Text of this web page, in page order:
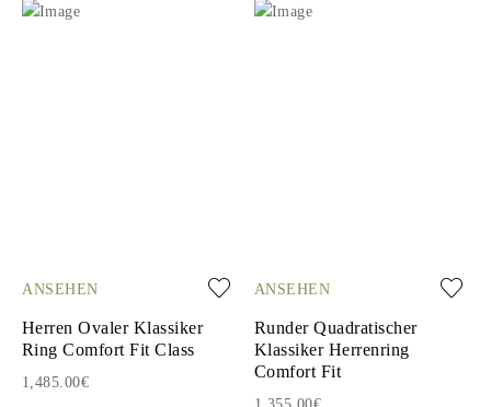
ANSEHEN
Herren Ovaler Klassiker
Ring Comfort Fit Class
1,485.00€
ANSEHEN
Runder Quadratischer
Klassiker Herrenring
Comfort Fit
1,355.00€